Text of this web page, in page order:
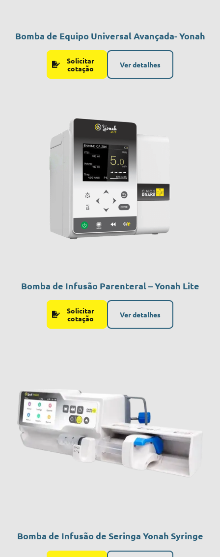
Bomba de Equipo Universal Avançada- Yonah
Solicitar
cotação
Ver detalhes
Bomba de Infusão Parenteral – Yonah Lite
Solicitar
cotação
Ver detalhes
Bomba de Infusão de Seringa Yonah Syringe